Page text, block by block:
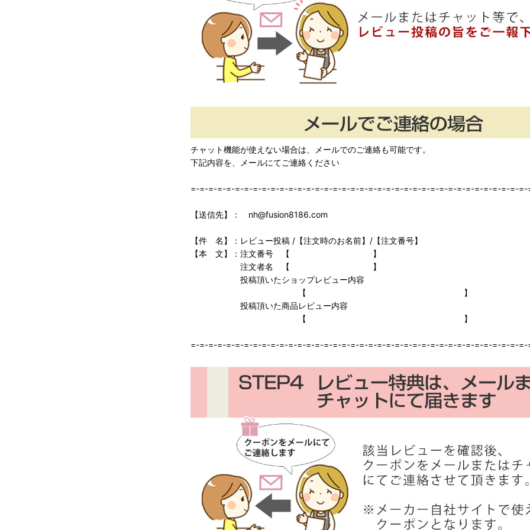
チャット機能が使えない場合は、メールでのご連絡も可能です。
下記内容を、メールにてご連絡ください
=-=-=-=-=-=-=-=-=-=-=-=-=-=-=-=-=-=-=-=-=-=-=-=-=-=-=-=-=-=-=-=-=-=-=-=-=-=-
【送信先】： nh@fusion8186.com
【件 名】：レビュー投稿 /【注文時のお名前】/【注文番号】
【本 文】：注文番号 【 】
注文者名 【 】
投稿頂いたショップレビュー内容
【 】
投稿頂いた商品レビュー内容
【 】
=-=-=-=-=-=-=-=-=-=-=-=-=-=-=-=-=-=-=-=-=-=-=-=-=-=-=-=-=-=-=-=-=-=-=-=-=-=-